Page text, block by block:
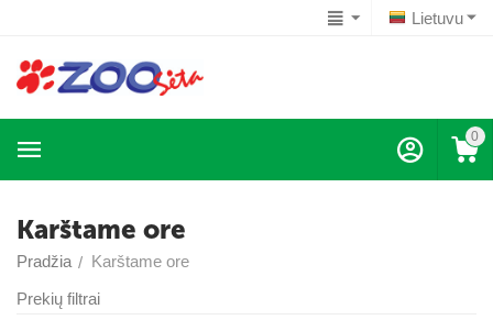
Lietuvu
0
Karštame ore
Pradžia / Karštame ore
Prekių filtrai